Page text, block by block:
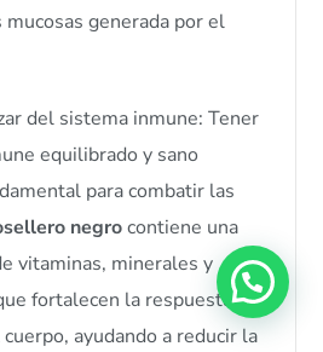
generada por el
del sistema inmune: Tener
equilibrado y sano
para combatir las
negrocontiene una
vitaminas, minerales y
fortalecen la respuesta
ayudando a reducir la